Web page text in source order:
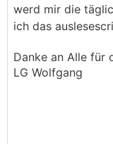
kältekreis
werd mir die
ich das
Danke an Alle für
LG Wolfgang